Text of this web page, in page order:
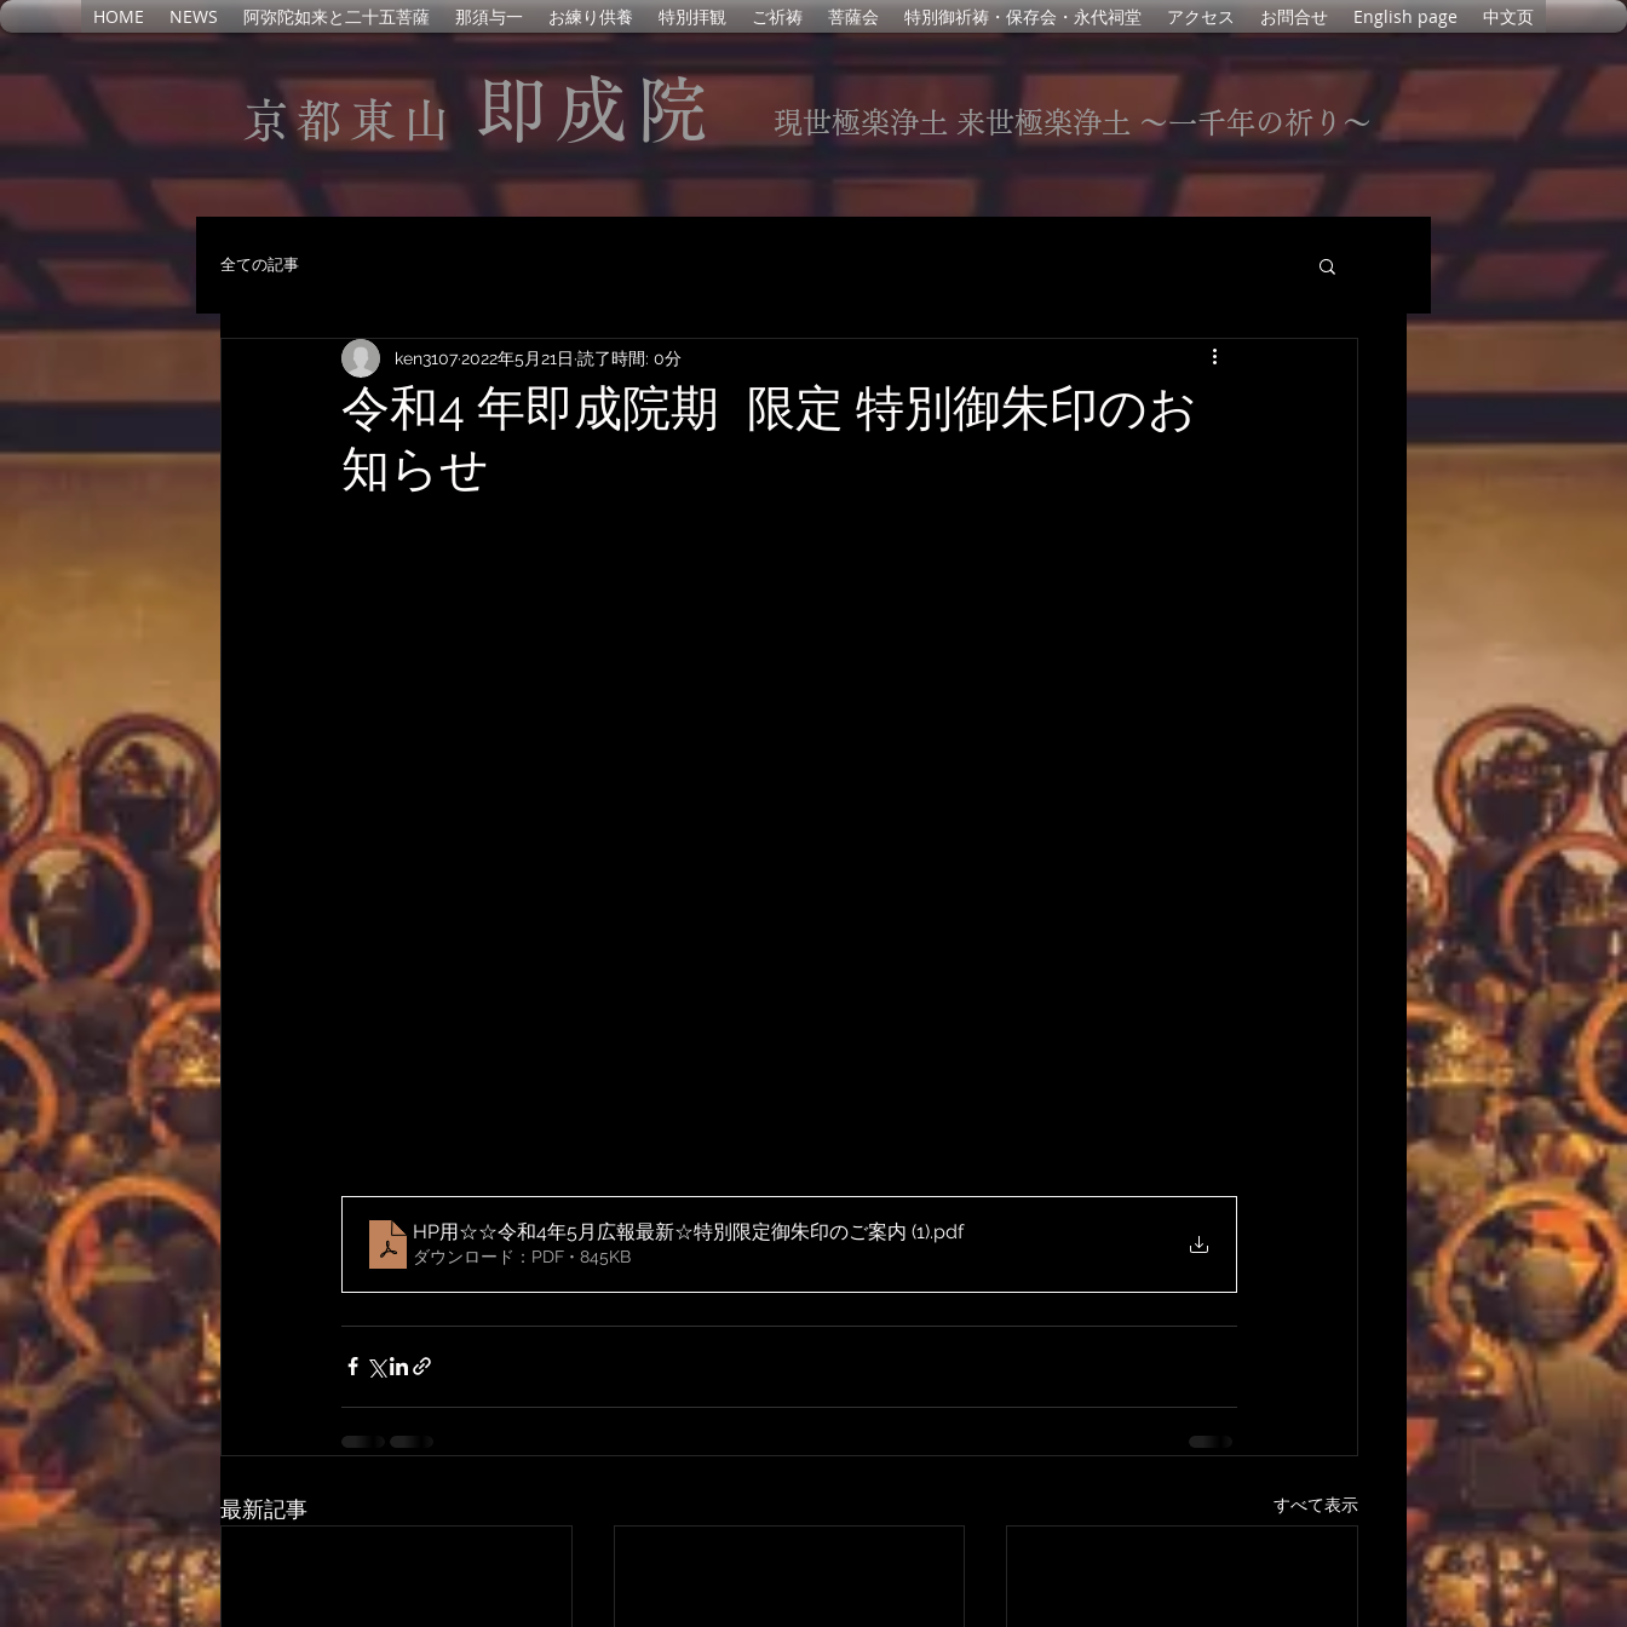
HOME NEWS 阿弥陀如来と二十五菩薩 那須与一 お練り供養 特別拝観 ご祈祷 菩薩会 特別御祈祷・保存会・永代祠堂 アクセス お問合せ English page 中文页
京都東山 即成院 現世極楽浄土 来世極楽浄土 〜一千年の祈り〜
全ての記事
令和4 年即成院期 限定 特別御朱印のお
知らせ
ken31072022年5月21日 読了時間: 0分
HP用☆☆令和4年5月広報最新☆特別限定御朱印のご案内 (1).pdf
ダウンロード：PDF • 845KB
最新記事 すべて表示